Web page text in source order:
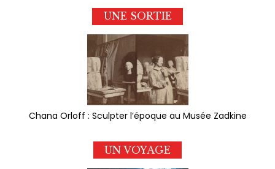
UNE SORTIE
Chana Orloff : Sculpter l’époque au Musée Zadkine
UN VOYAGE